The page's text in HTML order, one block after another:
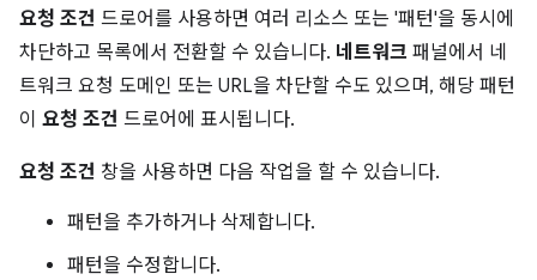
요청 조건 드로어를 사용하면 여러 리소스 또는 '패턴'을 동시에
차단하고 목록에서 전환할 수 있습니다. 네트워크 패널에서 네
트워크 요청 도메인 또는 URL을 차단할 수도 있으며, 해당 패턴
이 요청 조건 드로어에 표시됩니다.
요청 조건 창을 사용하면 다음 작업을 할 수 있습니다.
패턴을 추가하거나 삭제합니다.
패턴을 수정합니다.